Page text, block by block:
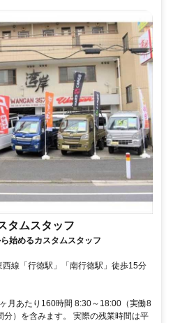
タムスタッフ
始めるカスタムスタッフ
線「行徳駅」「南行徳駅」徒歩15分
月あたり160時間 8:30～18:00（実働8
）を含みます。 実際の残業時間は平